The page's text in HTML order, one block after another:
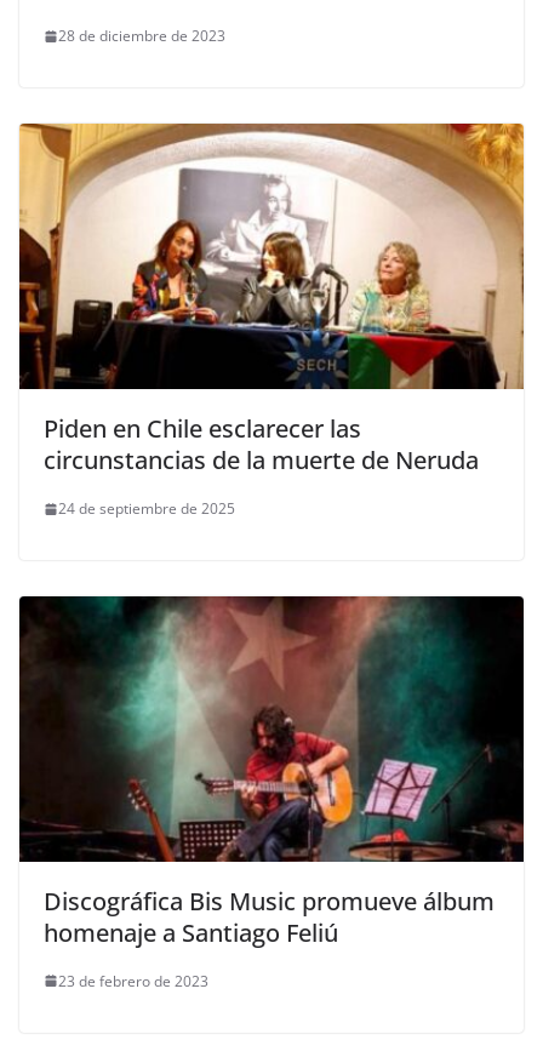
28 de diciembre de 2023
Piden en Chile esclarecer las
circunstancias de la muerte de Neruda
24 de septiembre de 2025
Discográfica Bis Music promueve álbum
homenaje a Santiago Feliú
23 de febrero de 2023